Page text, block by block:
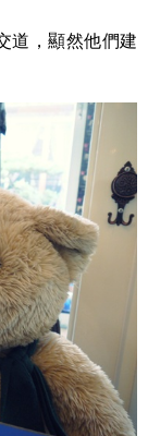
道，顯然他們建